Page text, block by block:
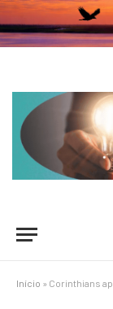
Início » Corinthians aplica